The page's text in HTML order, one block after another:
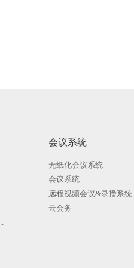
会议系统
无纸化会议系统
会议系统
远程视频会议&录播系统...
云会务